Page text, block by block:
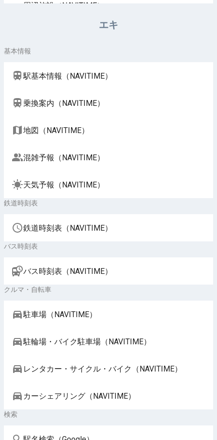
周辺施設（NAVITIME）
エキ
基本情報
駅基本情報（NAVITIME）
乗換案内（NAVITIME）
地図（NAVITIME）
混雑予報（NAVITIME）
天気予報（NAVITIME）
鉄道時刻表
鉄道時刻表（NAVITIME）
バス時刻表
バス時刻表（NAVITIME）
クルマ・自転車
駐車場（NAVITIME）
駐輪場・バイク駐車場（NAVITIME）
レンタカー・サイクル・バイク（NAVITIME）
カーシェアリング（NAVITIME）
検索